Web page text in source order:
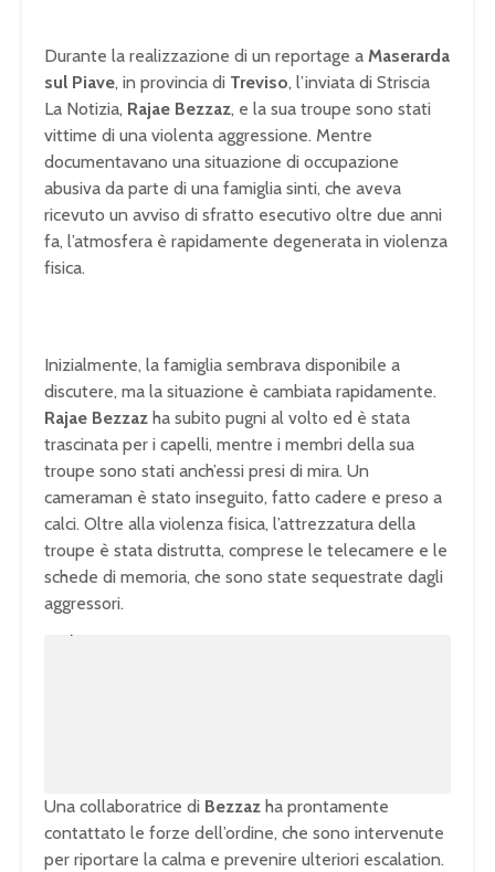
Durante la realizzazione di un reportage a Maserarda
sul Piave, in provincia di Treviso, l’inviata di Striscia
La Notizia, Rajae Bezzaz, e la sua troupe sono stati
vittime di una violenta aggressione. Mentre
documentavano una situazione di occupazione
abusiva da parte di una famiglia sinti, che aveva
ricevuto un avviso di sfratto esecutivo oltre due anni
fa, l’atmosfera è rapidamente degenerata in violenza
fisica.
Inizialmente, la famiglia sembrava disponibile a
discutere, ma la situazione è cambiata rapidamente.
Rajae Bezzaz ha subito pugni al volto ed è stata
trascinata per i capelli, mentre i membri della sua
troupe sono stati anch’essi presi di mira. Un
cameraman è stato inseguito, fatto cadere e preso a
calci. Oltre alla violenza fisica, l’attrezzatura della
troupe è stata distrutta, comprese le telecamere e le
schede di memoria, che sono state sequestrate dagli
aggressori.
Una collaboratrice di Bezzaz ha prontamente
contattato le forze dell’ordine, che sono intervenute
per riportare la calma e prevenire ulteriori escalation.